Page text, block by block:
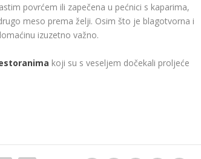
povrćem ili zapečena u pećnici s kaparima,
meso prema želji. Osim što je blagotvorna i
izuzetno važno.
koji su s veseljem dočekali proljeće